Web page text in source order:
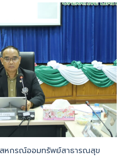
หกรณ์ออมทรัพย์สาธารณสุข
ะกรรมการดำเนินการ ชุดที่ 45
ประธานกรรมการ เป็นประธาน
สาวธัญรัตน์ ส่งเสริม ผอ.กลุ่มส่ง
า แก้วสุข หัวหน้าฝ่ายบัญชี รักษา
ยจัดการ มีสาระสำคัญ ดังนี้ อ่าน
ศจากสหกรณ์